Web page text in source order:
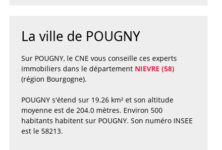
La ville de POUGNY
Sur POUGNY, le CNE vous conseille ces experts
immobiliers dans le département NIEVRE (58)
(région Bourgogne).
POUGNY s'étend sur 19.26 km² et son altitude
moyenne est de 204.0 mètres. Environ 500
habitants habitent sur POUGNY. Son numéro INSEE
est le 58213.